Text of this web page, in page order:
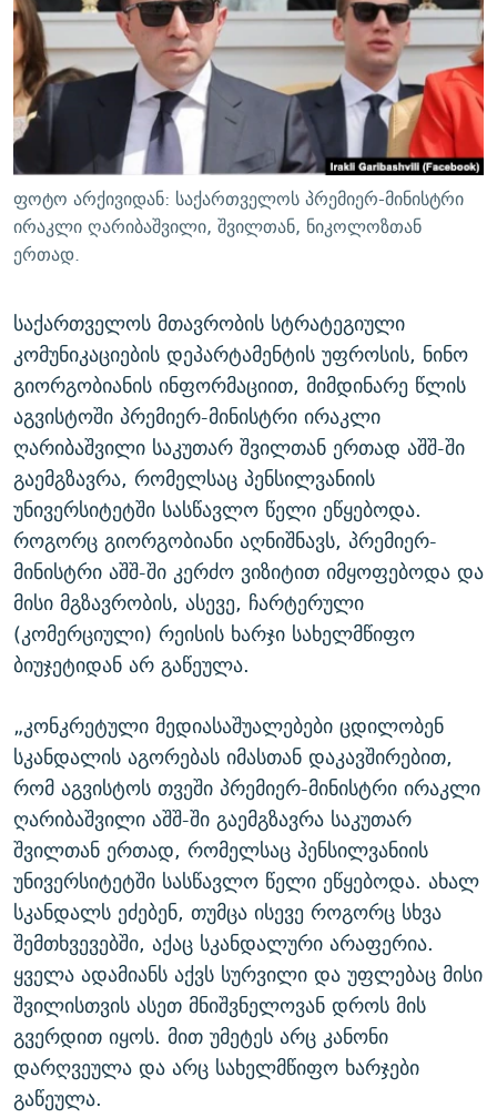
ᲛᲝᲚᲐᲞᲐᲠᲐᲙᲔ ᲢᲔᲥᲡᲢᲔᲑᲘ
ᲨᲘᲜ - ᲣᲪᲮᲝᲔᲗᲨᲘ
ᲚᲘᲢᲔᲠᲐᲢᲣᲠᲣᲚᲘ ᲬᲐᲮᲜᲐᲒᲔᲑᲘ
ᲐᲛᲔᲠᲘᲙᲣᲚᲘ ᲛᲝᲗᲮᲠᲝᲑᲐ
ᲘᲛᲞᲔᲠᲘᲐ ᲓᲐ ᲠᲐᲓᲘᲝ
ᲩᲔᲛᲘ ᲡᲘᲙᲕᲓᲘᲚᲘᲡ ᲛᲘᲖᲔᲖᲘᲐ COVID-19
11 ᲬᲔᲚᲘ - 11 ᲐᲛᲑᲐᲕᲘ
ᲡᲐᲞᲐᲠᲚᲐᲛᲔᲜᲢᲝ ᲐᲠᲩᲔᲕᲜᲔᲑᲘᲡ ᲘᲡᲢᲝᲠᲘᲐ
ᲑᲐᲕᲨᲕᲔᲑᲘ ᲞᲠᲝᲡᲢᲘᲢᲣᲪᲘᲐᲨᲘ - ᲐᲛᲝᲣᲗᲥᲛᲔᲚᲘ ᲐᲛᲑᲐᲕᲘ
5 ᲐᲛᲑᲐᲕᲘ - 20 ᲘᲕᲜᲘᲡᲡ ᲓᲐᲨᲐᲕᲔᲑᲣᲚᲔᲑᲘ
ᲐᲒᲕᲘᲡᲢᲝᲡ ᲝᲛᲘ
ПРИВЕТ ᲙᲣᲚᲢᲣᲠᲐ
ᲒᲐᲛᲝᲘᲬᲔᲠᲔ
რთე/რთ-ის ყველა საიტი
ფოტო არქივიდან: საქართველოს პრემიერ-მინისტრი
ირაკლი ღარიბაშვილი, შვილთან, ნიკოლოზთან
ერთად.
საქართველოს მთავრობის სტრატეგიული
კომუნიკაციების დეპარტამენტის უფროსის, ნინო
გიორგობიანის ინფორმაციით, მიმდინარე წლის
აგვისტოში პრემიერ-მინისტრი ირაკლი
ღარიბაშვილი საკუთარ შვილთან ერთად აშშ-ში
გაემგზავრა, რომელსაც პენსილვანიის
უნივერსიტეტში სასწავლო წელი ეწყებოდა.
როგორც გიორგობიანი აღნიშნავს, პრემიერ-
მინისტრი აშშ-ში კერძო ვიზიტით იმყოფებოდა და
მისი მგზავრობის, ასევე, ჩარტერული
(კომერციული) რეისის ხარჯი სახელმწიფო
ბიუჯეტიდან არ გაწეულა.
„კონკრეტული მედიასაშუალებები ცდილობენ
სკანდალის აგორებას იმასთან დაკავშირებით,
რომ აგვისტოს თვეში პრემიერ-მინისტრი ირაკლი
ღარიბაშვილი აშშ-ში გაემგზავრა საკუთარ
შვილთან ერთად, რომელსაც პენსილვანიის
უნივერსიტეტში სასწავლო წელი ეწყებოდა. ახალ
სკანდალს ეძებენ, თუმცა ისევე როგორც სხვა
შემთხვევებში, აქაც სკანდალური არაფერია.
ყველა ადამიანს აქვს სურვილი და უფლებაც მისი
შვილისთვის ასეთ მნიშვნელოვან დროს მის
გვერდით იყოს. მით უმეტეს არც კანონი
დარღვეულა და არც სახელმწიფო ხარჯები
გაწეულა.